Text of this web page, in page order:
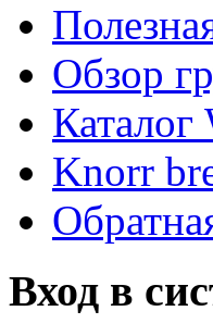
Обзор
Каталог
Knorr
Вход в